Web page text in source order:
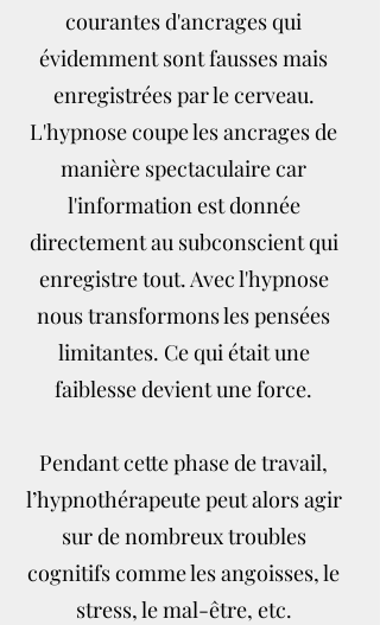
courantes d'ancrages qui
évidemment sont fausses mais
enregistrées par le cerveau.
L'hypnose coupe les ancrages de
manière spectaculaire car
l'information est donnée
directement au subconscient qui
enregistre tout. Avec l'hypnose
nous transformons les pensées
limitantes. Ce qui était une
faiblesse devient une force.
Pendant cette phase de travail,
l’hypnothérapeute peut alors agir
sur de nombreux troubles
cognitifs comme les angoisses, le
stress, le mal-être, etc.